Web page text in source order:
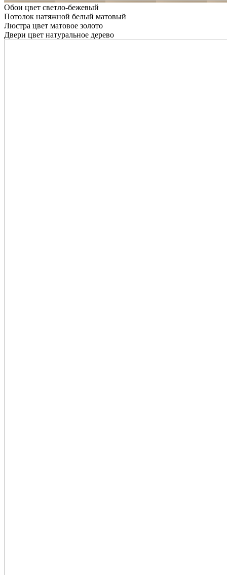
Обои цвет светло-бежевый
Потолок натяжной белый матовый
Люстра цвет матовое золото
Двери цвет натуральное дерево